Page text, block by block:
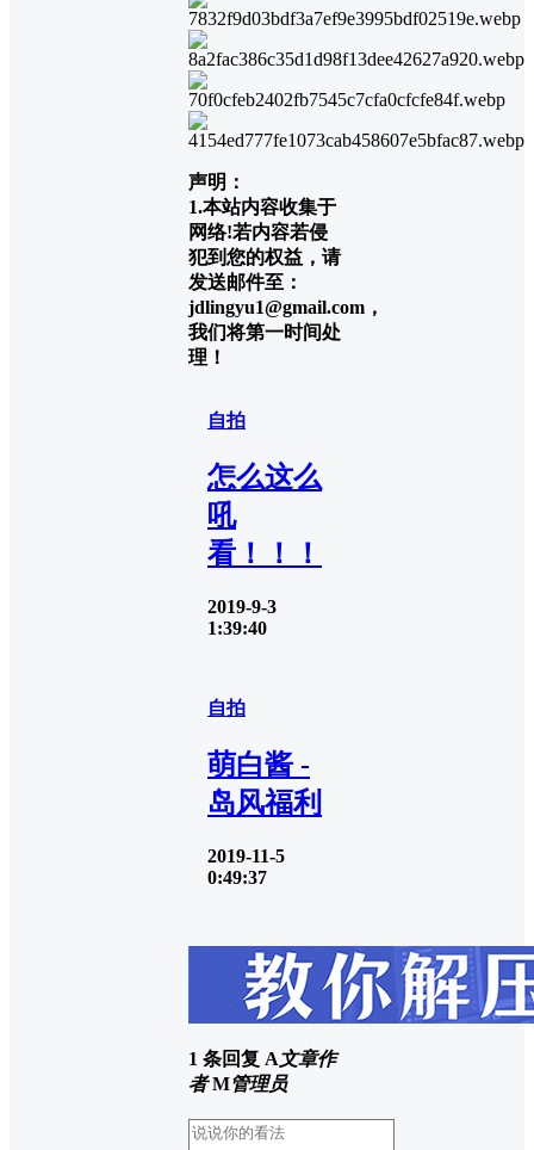
声明：
1.本站内容收集于
网络!若内容若侵
犯到您的权益，请
发送邮件至：
jdlingyu1@gmail.com，
我们将第一时间处
理！
自拍
怎么这么
吼
看！！！
2019-9-3
1:39:40
自拍
萌白酱 -
岛风福利
2019-11-5
0:49:37
1 条回复 A文章作
者 M管理员